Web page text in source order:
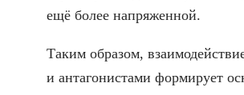
ещё более напряженной.
Таким образом,
и антагонистами формирует